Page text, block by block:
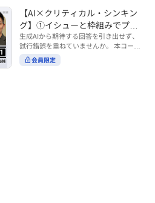
earch?tag=AI%E3%83%AF%E3%83%B
C%E3%82%AF%E3%82%B7%E3%83%
95%E3%83%88 ※本コースは、AIのマネ
ジメント活用を学ぶ「AIビジネスシフ
ト」シリーズの一環として提供していま
す。 ※本動画は、制作時点の情報に基づ
ル https://unlimited.globis.co.jp/ja/co
urses/598f3254/ ※本コースは、AI時代
のビジネススキルを学ぶ「AIタレントシ
フト」シリーズの一環として提供してい
ます。 https://unlimited.globis.co.jp/j
a/tags/AI%E3%82%BF%E3%83%AC%E
トの時間をやりくりするために、真っ先
に削りがちなのが「睡眠」時間。 実は
今、日本社会は世界と比較して「最も眠
らない国」だということもわかってきて
います。 慢性的な睡眠不足は、心身の健
康に悪影響なだけでなく、仕事のパフォ
ーマンスにも当然大きな影響を与え、社
【AI×クリティカル・シンキン
グ】①イシューと枠組みでプロ
ンプトを磨く
生成AIから期待する回答を引き出せず、
試行錯誤を重ねていませんか。 本コース
では、生成AI活用の質を高める鍵とし
て、クリティカル・シンキングの視点か
会員限定